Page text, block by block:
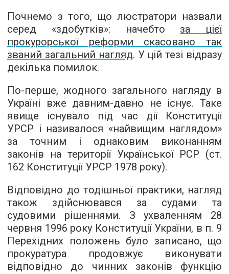
Почнемо з того, що люстратори назвали
серед «здобутків»: начебто за цієї
прокурорської реформи скасовано так
званий загальний нагляд. У цій тезі відразу
декілька помилок.
По-перше, жодного загального нагляду в
Україні вже давним-давно не існує. Таке
явище існувало під час дії Конституції
УРСР і називалося «найвищим наглядом»
за точним і однаковим виконанням
законів на території Української РСР (ст.
162 Конституції УРСР 1978 року).
Відповідно до тодішньої практики, нагляд
також здійснювався за судами та
судовими рішеннями. З ухваленням 28
червня 1996 року Конституції України, в п. 9
Перехідних положень було записано, що
прокуратура продовжує виконувати
відповідно до чинних законів функцію